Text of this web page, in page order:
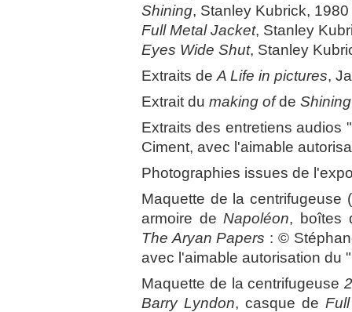
Shining, Stanley Kubrick,
Full Metal Jacket, Stanley
Eyes Wide Shut, Stanley
Extraits de A Life in pictures,
Extrait du making ofde Shining
Extraits des entretiens audios
Ciment, avec l'aimable
Photographies issues de
Maquette de la centrifugeuse
armoire deNapoléon, boîtes
The Aryan Papers : ©
avec l'aimable autorisation du
Maquette de la centrifugeuse
Barry Lyndon, casque de